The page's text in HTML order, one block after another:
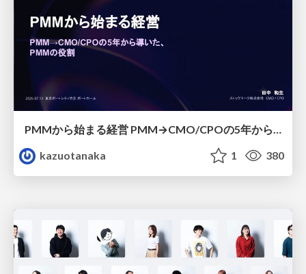
PMMから始まる経営 PMM→CMO/CPOの5年から導いた、 PMMの役割
kazuotanaka
1 380